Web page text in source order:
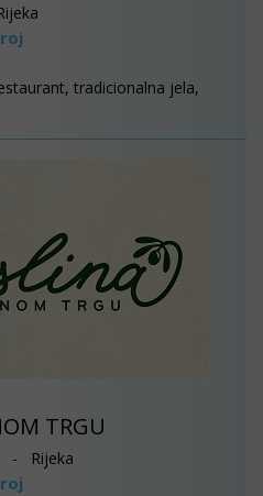
tradicionalna jela,
TRGU
- Rijeka